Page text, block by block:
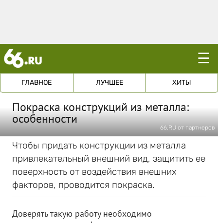
☰
ГЛАВНОЕ ЛУЧШЕЕ ХИТЫ
Покраска конструкций из металла:
особенности
66.RU от партнеров
Чтобы придать конструкции из металла
привлекательный внешний вид, защитить ее
поверхность от воздействия внешних
факторов, проводится покраска.
Доверять такую работу необходимо